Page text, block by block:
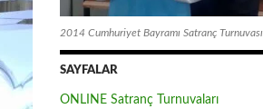
2014 Cumhuriyet Bayramı Satranç Turnuvası
SAYFALAR
ONLINE Satranç Turnuvaları